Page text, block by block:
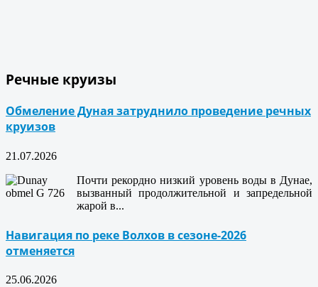
Речные круизы
Обмеление Дуная затруднило проведение речных
круизов
21.07.2026
Почти рекордно низкий уровень воды в Дунае,
вызванный продолжительной и запредельной
жарой в...
Навигация по реке Волхов в сезоне-2026
отменяется
25.06.2026